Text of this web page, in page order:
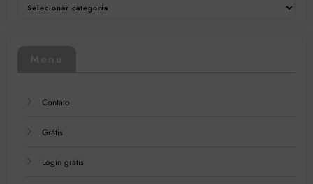
Contato
Grátis
Login grátis